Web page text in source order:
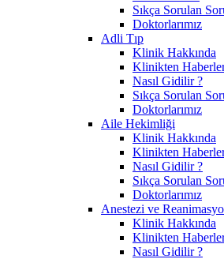
Sıkça Sorulan
Doktorlarımız
Adli Tıp
Klinik Hakkında
Klinikten
Nasıl Gidilir ?
Sıkça Sorulan
Doktorlarımız
Aile Hekimliği
Klinik Hakkında
Klinikten
Nasıl Gidilir ?
Sıkça Sorulan
Doktorlarımız
Anestezi ve
Klinik Hakkında
Klinikten
Nasıl Gidilir ?